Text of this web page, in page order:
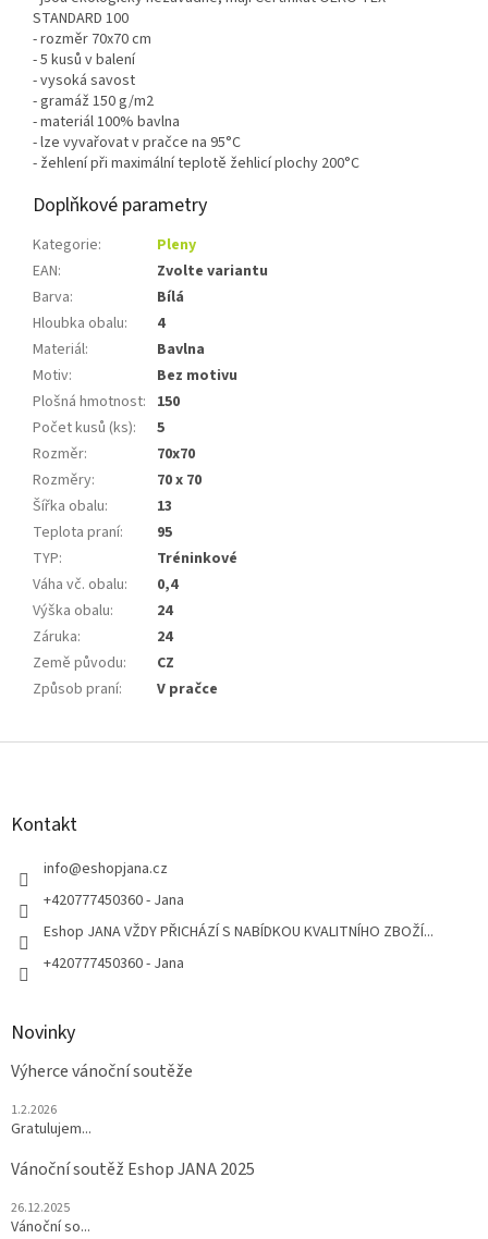
STANDARD 100
- rozměr 70x70 cm
- 5 kusů v balení
- vysoká savost
- gramáž 150 g/m2
- materiál 100% bavlna
- lze vyvařovat v pračce na 95°C
- žehlení při maximální teplotě žehlicí plochy 200°C
Doplňkové parametry
Kategorie:
Pleny
EAN:
Zvolte variantu
Barva:
Bílá
Hloubka obalu:
4
Materiál:
Bavlna
Motiv:
Bez motivu
Plošná hmotnost: 150
Počet kusů (ks):
5
Rozměr:
70x70
Rozměry:
70 x 70
Šířka obalu:
13
Teplota praní:
95
TYP:
Tréninkové
Váha vč. obalu:
0,4
Výška obalu:
24
Záruka:
24
Země původu:
CZ
Způsob praní: V pračce
Z
Kontakt
info@eshopjana.cz
+420777450360 - Jana
Eshop JANA VŽDY PŘICHÁZÍ S NABÍDKOU KVALITNÍHO ZBOŽÍ...
+420777450360 - Jana
Novinky
Výherce vánoční soutěže
1.2.2026
Gratulujem...
Vánoční soutěž Eshop JANA 2025
26.12.2025
Vánoční so...